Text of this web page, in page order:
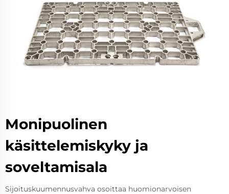
Monipuolinen
käsittelemiskyky ja
soveltamisala
Sijoituskuumennusvahva osoittaa huomionarvoisen